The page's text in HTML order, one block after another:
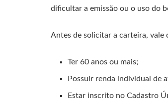
dificultar a emissão ou o uso do
Antes de solicitar a carteira,
Ter 60 anos ou mais;
Possuir renda individual de
Estar inscrito no Cadastro